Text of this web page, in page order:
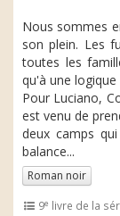
Nous sommes
son plein. Les
toutes les
qu'à une
Pour Luciano,
est venu de
deux camps
balance...
Roman noir
9e livre de la